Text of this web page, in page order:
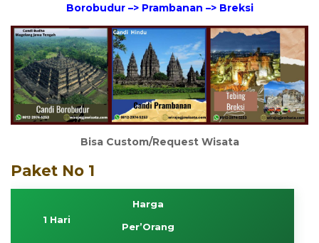
Borobudur –> Prambanan –> Breksi
Bisa Custom/Request Wisata
Paket No 1
1 Hari
Harga
Per’Orang